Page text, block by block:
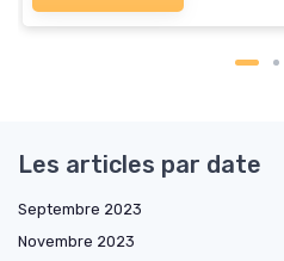
Les articles par date
Septembre 2023
Novembre 2023